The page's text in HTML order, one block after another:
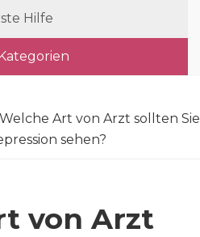
Hilfe
Art von Arzt sollten Sie
sehen?
von Arzt